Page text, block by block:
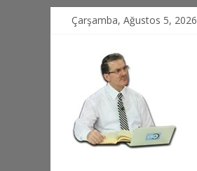
Çarşamba, Ağustos 5, 2026